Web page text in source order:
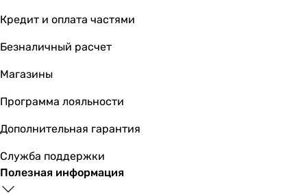
Основные характеристики
Площадь помещения
67 м²
67 м²
67 м²
67 м²
67 м²
Кредит и оплата частями
Безналичный расчет
Магазины
Программа лояльности
Дополнительная гарантия
Служба поддержки
Полезная информация